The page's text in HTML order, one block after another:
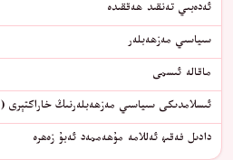
ئەدەبىي تەنقىد ھەققىدە
سىياسىي مەزھەبلەر
ماقالە ئىسمى
ئىسلامدىكى سىياسىي مەزھەبلەرنىڭ خاراكتېرى (1) شىئ…
دادىل فەقىھ ئەللامە مۇھەممەد ئەبۇ زەھرە